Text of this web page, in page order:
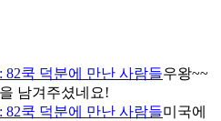
82쿡 덕분에 만난 사람들우왕~~
남겨주셨네요!
82쿡 덕분에 만난 사람들미국에